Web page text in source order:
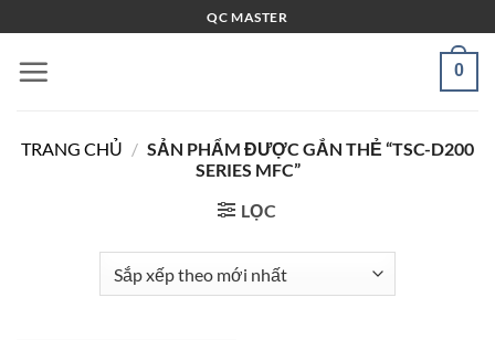
qua
nội
QC MASTER
0
TRANG CHỦ / SẢN PHẨM ĐƯỢC GẮN THẺ “TSC-D200
SERIES MFC”
LỌC